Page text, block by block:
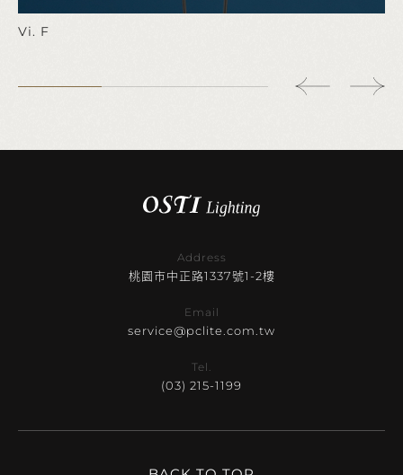
Vi. F
Address
桃園市中正路1337號1-2樓
Email
service@pclite.com.tw
Tel.
(03) 215-1199